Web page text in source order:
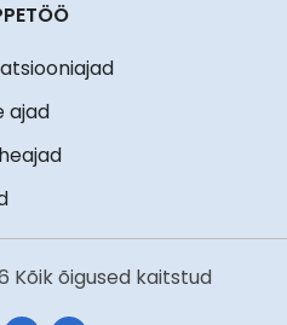
ajad
Kõik õigused kaitstud